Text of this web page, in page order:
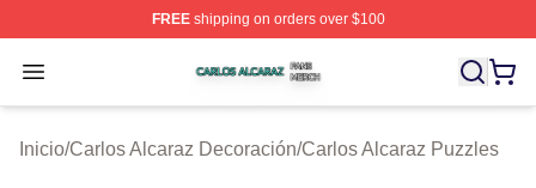
FREEshipping on orders over $100
Open menu
Carlos Alcaraz Shop ⚡️ Officially Licensed Carlos
Inicio/Carlos Alcaraz Decoración/Carlos Alcaraz Puzzles